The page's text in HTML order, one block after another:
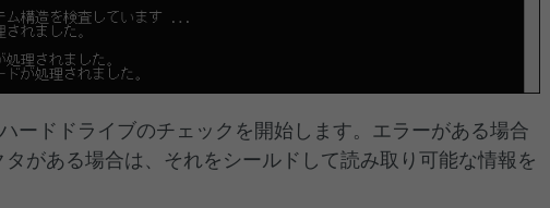
ードドライブのチェックを開始します。エラーがある場合
がある場合は、それをシールドして読み取り可能な情報を